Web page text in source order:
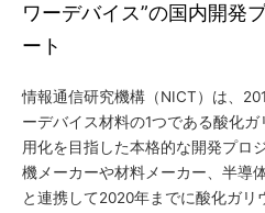
ワーデバイス”の国内開発
ート
情報通信研究機構（NICT）は、
ーデバイス材料の1つである酸化
用化を目指した本格的な開発プロ
機メーカーや材料メーカー、半導
と連携して2020年までに酸化ガ